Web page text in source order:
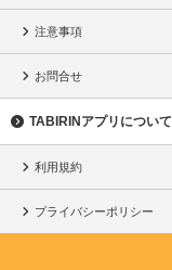
注意事項
お問合せ
TABIRINアプリについて
利用規約
プライバシーポリシー